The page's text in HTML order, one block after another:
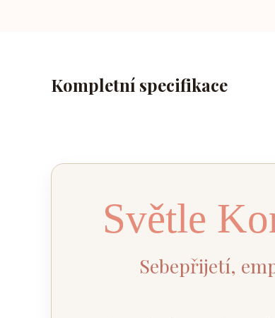
Kompletní specifikace
Světle
Sebepřijetí,